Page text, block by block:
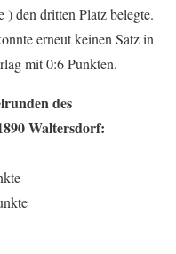
) den dritten Platz belegte.
erneut keinen Satz in
mit 0:6 Punkten.
des
Waltersdorf: